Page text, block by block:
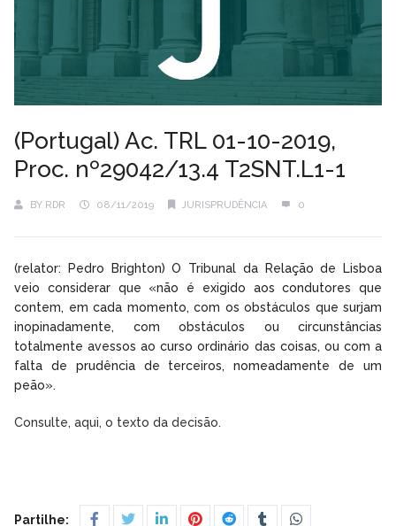
(Portugal) Ac. TRL 01-10-2019,
Proc. nº29042/13.4 T2SNT.L1-1
BY RDR 08/11/2019 JURISPRUDÊNCIA 0
(relator: Pedro Brighton) O Tribunal da Relação de Lisboa
veio considerar que «não é exigido aos condutores que
contem, em cada momento, com os obstáculos que surjam
inopinadamente, com obstáculos ou circunstâncias
totalmente avessos ao curso ordinário das coisas, ou com a
falta de prudência de terceiros, nomeadamente de um
peão».
Consulte, aqui, o texto da decisão.
Partilhe: